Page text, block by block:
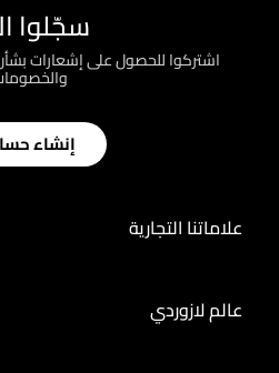
سجّلوا
اشتركوا للحصول على إشعارات
إنشاء
علاماتنا التجارية
عالم لازوردي